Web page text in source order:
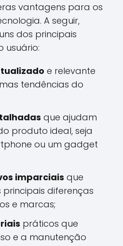
vantagens para os
A seguir,
dos principais
usuário:
e relevante
tendências do
que ajudam
produto ideal, seja
ou um gadget
imparciais que
diferenças
e marcas;
práticos que
e a manutenção